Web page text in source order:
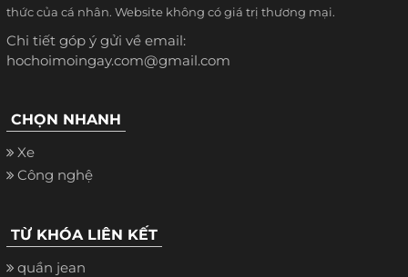
thức của cá nhân. Website không có giá trị thương mại.
Chi tiết góp ý gửi về email:
hochoimoingay.com@gmail.com
CHỌN NHANH
Xe
Công nghệ
TỪ KHÓA LIÊN KẾT
quần jean